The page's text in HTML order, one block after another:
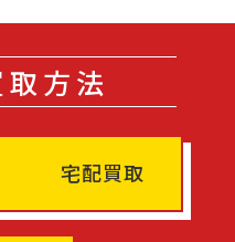
方法
宅配買取